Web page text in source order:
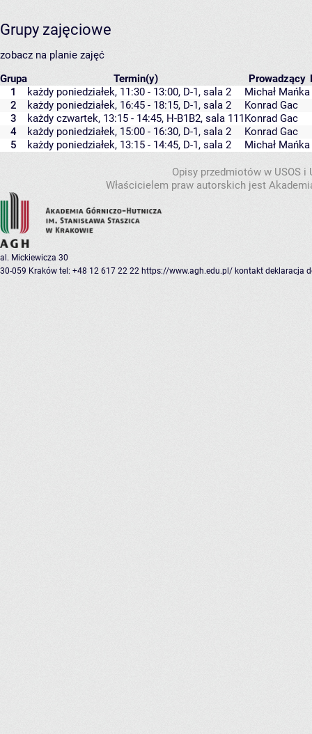
Grupy zajęciowe
zobacz na planie zajęć
Grupa
Termin(y) Prowadzący
1
każdy poniedziałek, 11:30 - 13:00, D-1, sala 2
Michał Mańka
2
każdy poniedziałek, 16:45 - 18:15, D-1, sala 2
Konrad Gac
3
każdy czwartek, 13:15 - 14:45, H-B1B2, sala 111Konrad Gac
4
każdy poniedziałek, 15:00 - 16:30, D-1, sala 2
Konrad Gac
5
każdy poniedziałek, 13:15 - 14:45, D-1, sala 2 Michał Mańka
Opisy przedmiotów w USOS
Właścicielem praw autorskich jest
al. Mickiewicza 30
30-059 Kraków tel: +48 12 617 22 22 https://www.agh.edu.pl/ kontakt deklaracja